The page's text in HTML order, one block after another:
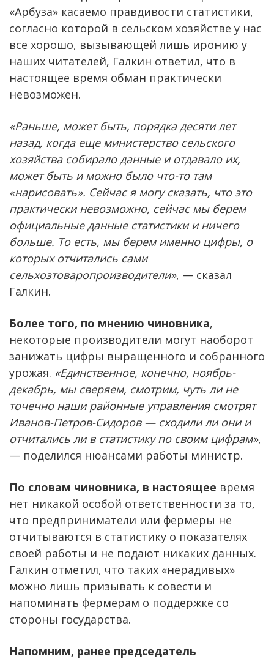
«Арбуза» касаемо правдивости статистики,
согласно которой в сельском хозяйстве у нас
все хорошо, вызывающей лишь иронию у
наших читателей, Галкин ответил, что в
настоящее время обман практически
невозможен.
«Раньше, может быть, порядка десяти лет
назад, когда еще министерство сельского
хозяйства собирало данные и отдавало их,
может быть и можно было что-то там
«нарисовать». Сейчас я могу сказать, что это
практически невозможно, сейчас мы берем
официальные данные статистики и ничего
больше. То есть, мы берем именно цифры, о
которых отчитались сами
сельхозтоваропроизводители», — сказал
Галкин.
Более того, по мнению чиновника,
некоторые производители могут наоборот
занижать цифры выращенного и собранного
урожая. «Единственное, конечно, ноябрь-
декабрь, мы сверяем, смотрим, чуть ли не
точечно наши районные управления смотрят
Иванов-Петров-Сидоров — сходили ли они и
отчитались ли в статистику по своим цифрам»,
— поделился нюансами работы министр.
По словам чиновника, в настоящее время
нет никакой особой ответственности за то,
что предприниматели или фермеры не
отчитываются в статистику о показателях
своей работы и не подают никаких данных.
Галкин отметил, что таких «нерадивых»
можно лишь призывать к совести и
напоминать фермерам о поддержке со
стороны государства.
Напомним, ранее председатель